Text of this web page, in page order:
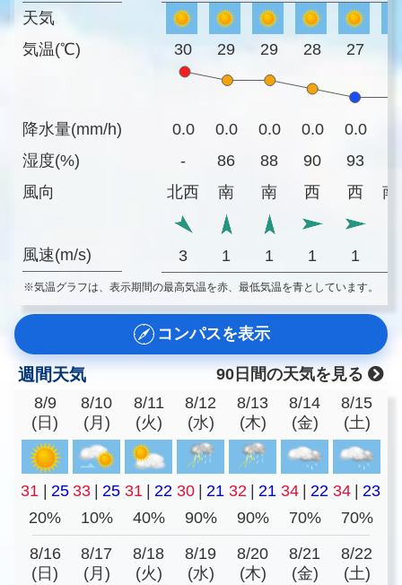
天気
気温(℃)
降水量(mm/h)
湿度(%)
風向
風速(m/s)
30 29 29 28 27
0.0 0.0 0.0 0.0 0.0
-
86 88 90 93
北西
南 南 西 西 南
3 1 1 1 1
※気温グラフは、表示期間の最高気温を赤、最低気温を青としています。
コンパスを表示
週間天気
90日間の天気を見る
8/9
(日)
8/10
(月)
8/11
(火)
8/12
(水)
8/13
(木)
8/14
(金)
8/15
(土)
31 | 25 33 | 25 31 | 22 30 | 21 32 | 21 34 | 22 34 | 23
20%
10% 40% 90% 90% 70% 70%
8/16
(日)
8/17
(月)
8/18
(火)
8/19
(水)
8/20
(木)
8/21
(金)
8/22
(土)